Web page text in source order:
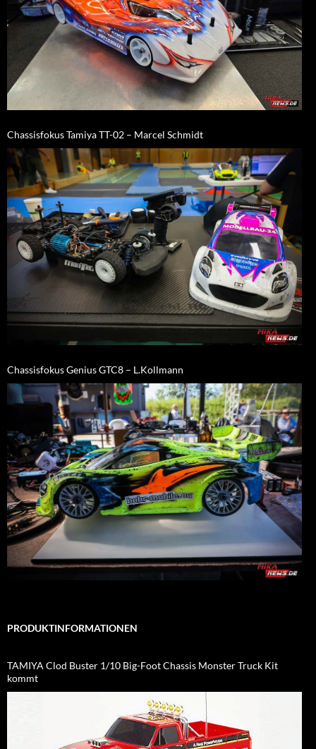
Chassisfokus Tamiya TT-02 – Marcel Schmidt
Chassisfokus Genius GTC8 – L.Kollmann
PRODUKTINFORMATIONEN
TAMIYA Clod Buster 1/10 Big-Foot Chassis Monster Truck Kit
kommt